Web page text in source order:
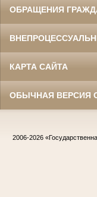
ОБРАЩЕНИЯ
КАРТА САЙТА
ОБЫЧНАЯ ВЕРСИЯ
2006-2026